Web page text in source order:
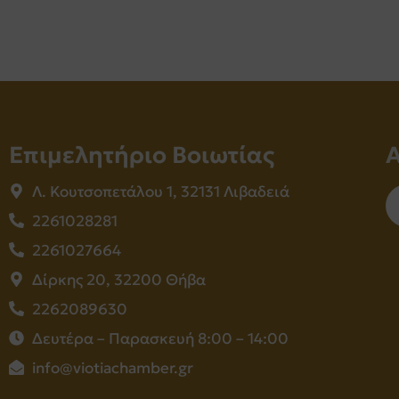
Επιμελητήριο Βοιωτίας
Λ. Κουτσοπετάλου 1, 32131 Λιβαδειά
2261028281
2261027664
Δίρκης 20, 32200 Θήβα
2262089630
Δευτέρα – Παρασκευή 8:00 – 14:00
info@viotiachamber.gr